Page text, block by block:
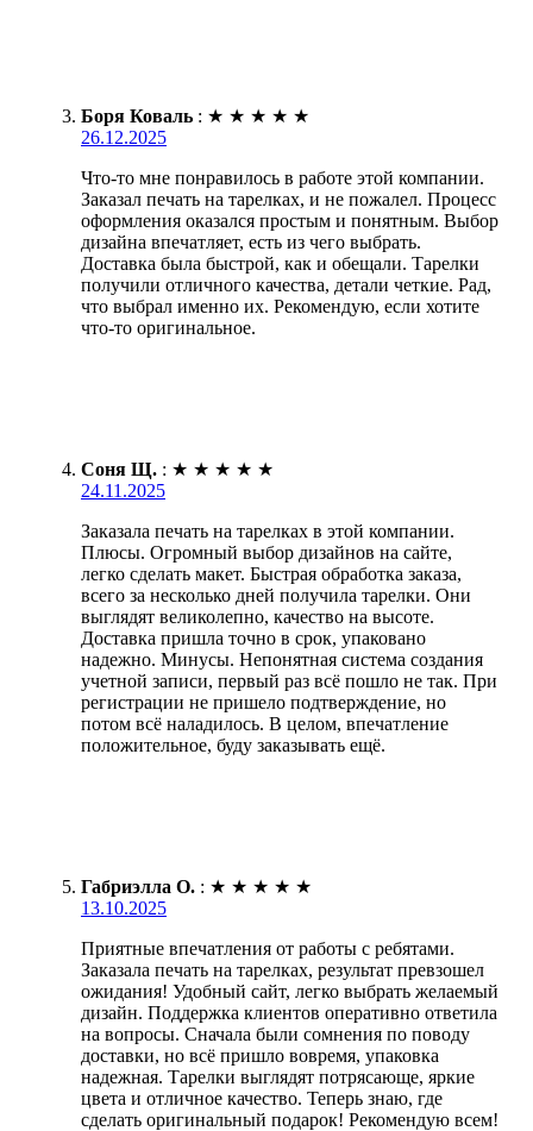
Боря Коваль : ★ ★ ★ ★ ★
26.12.2025
Что-то мне понравилось в работе этой компании.
Заказал печать на тарелках, и не пожалел. Процесс
оформления оказался простым и понятным. Выбор
дизайна впечатляет, есть из чего выбрать.
Доставка была быстрой, как и обещали. Тарелки
получили отличного качества, детали четкие. Рад,
что выбрал именно их. Рекомендую, если хотите
что-то оригинальное.
Соня Щ. : ★ ★ ★ ★ ★
24.11.2025
Заказала печать на тарелках в этой компании.
Плюсы. Огромный выбор дизайнов на сайте,
легко сделать макет. Быстрая обработка заказа,
всего за несколько дней получила тарелки. Они
выглядят великолепно, качество на высоте.
Доставка пришла точно в срок, упаковано
надежно. Минусы. Непонятная система создания
учетной записи, первый раз всё пошло не так. При
регистрации не пришело подтверждение, но
потом всё наладилось. В целом, впечатление
положительное, буду заказывать ещё.
Габриэлла О. : ★ ★ ★ ★ ★
13.10.2025
Приятные впечатления от работы с ребятами.
Заказала печать на тарелках, результат превзошел
ожидания! Удобный сайт, легко выбрать желаемый
дизайн. Поддержка клиентов оперативно ответила
на вопросы. Сначала были сомнения по поводу
доставки, но всё пришло вовремя, упаковка
надежная. Тарелки выглядят потрясающе, яркие
цвета и отличное качество. Теперь знаю, где
сделать оригинальный подарок! Рекомендую всем!